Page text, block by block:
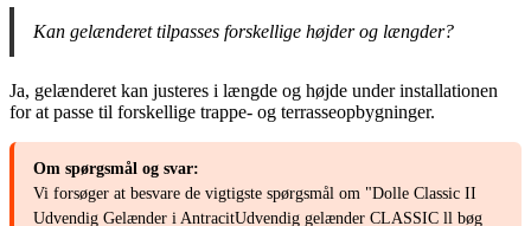
Kan gelænderet tilpasses forskellige højder og længder?
Ja, gelænderet kan justeres i længde og højde under installationen
for at passe til forskellige trappe- og terrasseopbygninger.
Om spørgsmål og svar:
Vi forsøger at besvare de vigtigste spørgsmål om "Dolle Classic II
Udvendig Gelænder i AntracitUdvendig gelænder CLASSIC ll bøg